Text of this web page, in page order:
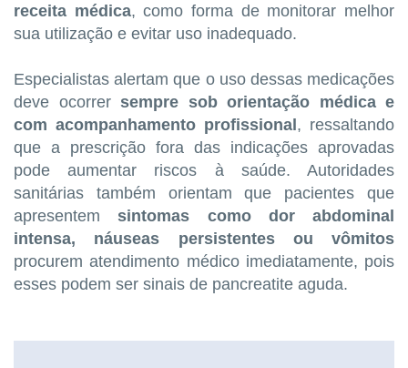
receita médica, como forma de monitorar melhor
sua utilização e evitar uso inadequado.
Especialistas alertam que o uso dessas medicações
deve ocorrer sempre sob orientação médica e
com acompanhamento profissional , ressaltando
que a prescrição fora das indicações aprovadas
pode aumentar riscos à saúde. Autoridades
sanitárias também orientam que pacientes que
apresentemsintomas como dor abdominal
intensa, náuseas persistentes ou vômitos
procurem atendimento médico imediatamente, pois
esses podem ser sinais de pancreatite aguda.